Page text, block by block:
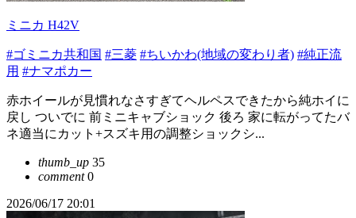
ミニカ H42V
#ゴミニカ共和国 #三菱 #ちいかわ(地域の変わり者) #純正流
用 #ナマポカー
赤ホイールが見慣れなさすぎてヘルペスできたから純ホイに
戻し ついでに 前ミニキャブショック 後ろ 家に転がってたバ
ネ適当にカット+スズキ用の調整ショックシ...
thumb_up 35
comment0
2026/06/17 20:01